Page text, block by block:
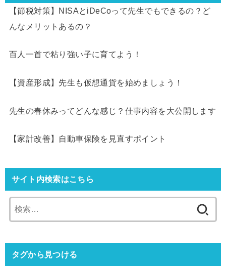
【節税対策】NISAとiDeCoって先生でもできるの？ど
んなメリットあるの？
百人一首で粘り強い子に育てよう！
【資産形成】先生も仮想通貨を始めましょう！
先生の春休みってどんな感じ？仕事内容を大公開します
【家計改善】自動車保険を見直すポイント
サイト内検索はこちら
索:
タグから見つける